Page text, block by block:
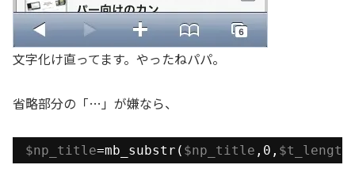
文字化け直ってます。やったねパパ。
省略部分の「…」が嫌なら、
$np_title=mb_substr( $np_title ,0, $t_length